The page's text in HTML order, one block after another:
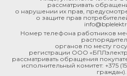
рассматривать
о нарушении их прав,
о защите прав
Номер телефона работников
органов по месту
регистрации ООО
рассматривать обращения
исполнительный комитет: +375
граждан).